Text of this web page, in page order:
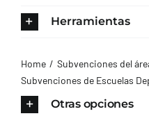
AYUNTAMIENTO
Herramientas
Home
Subvenciones del
Subvenciones de Escuelas
Otras opciones